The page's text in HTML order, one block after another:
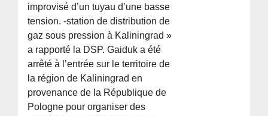
improvisé d’un tuyau d’une basse
tension. -station de distribution de
gaz sous pression à Kaliningrad »
a rapporté la DSP. Gaiduk a été
arrêté à l’entrée sur le territoire de
la région de Kaliningrad en
provenance de la République de
Pologne pour organiser des